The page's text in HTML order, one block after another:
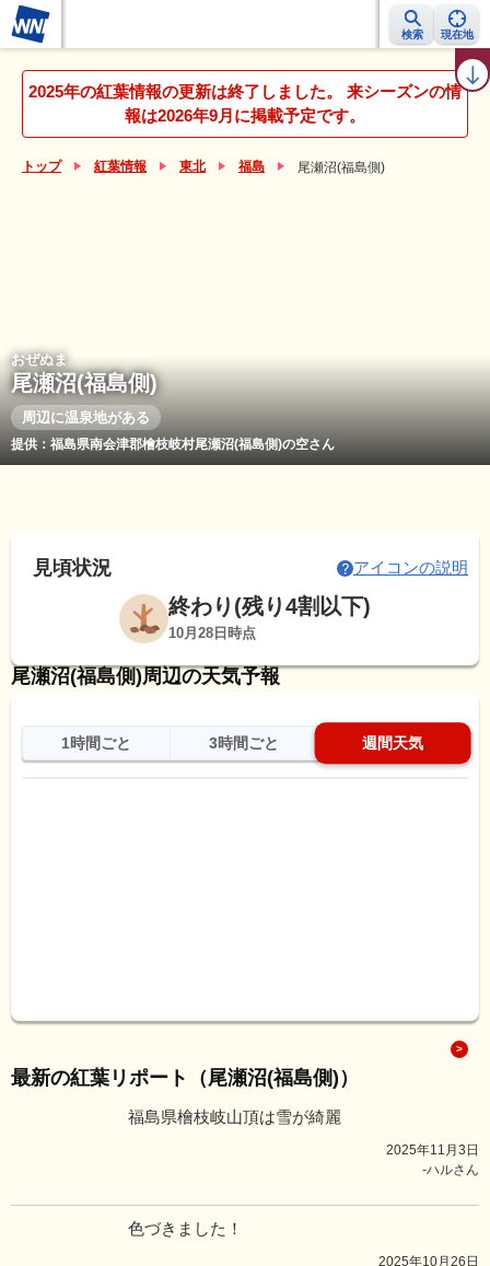
検索 現在地
紅葉レーダー 紅葉ニュース 京都 見頃カレンダー 名所ランキング
2025年の紅葉情報の更新は終了しました。 来シーズンの情
報は2026年9月に掲載予定です。
トップ 紅葉情報 東北 福島 尾瀬沼(福島側)
おぜぬま
尾瀬沼(福島側)
周辺に温泉地がある
提供：福島県南会津郡檜枝岐村尾瀬沼(福島側)の空さん
見頃状況 アイコンの説明
終わり(残り4割以下)
10月28日時点
尾瀬沼(福島側)周辺の天気予報
1時間ごと 3時間ごと 週間天気
最新の紅葉リポート（尾瀬沼(福島側)）
福島県檜枝岐山頂は雪が綺麗
2025年11月3日
-ハルさん
色づきました！
2025年10月26日